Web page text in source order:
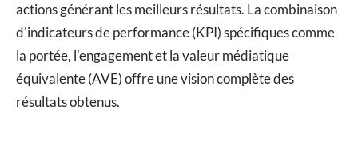
actions générant les meilleurs résultats. La combinaison
d'indicateurs de performance (KPI) spécifiques comme
la portée, l'engagement et la valeur médiatique
équivalente (AVE) offre une vision complète des
résultats obtenus.